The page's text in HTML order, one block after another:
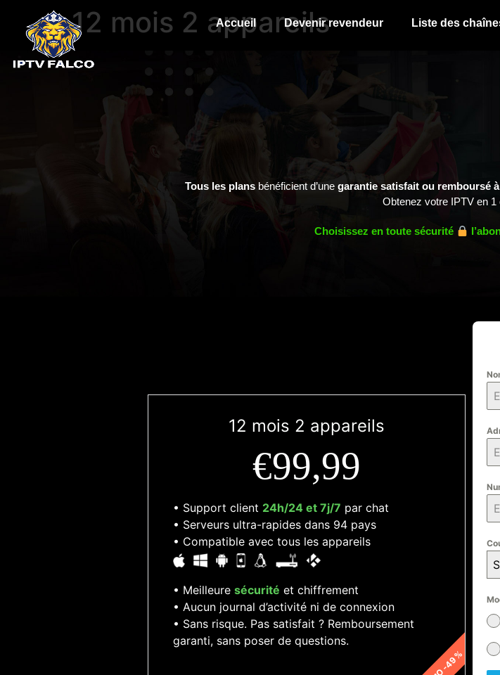
Accueil Devenir revendeur Liste des
12 mois 2 appareils
Tous les plans bénéficient d’une garantie satisfait ou remboursé
Obtenez votre IPTV en 1
Choisissez en toute sécurité
12 mois 2 appareils
€99,99
• Support client 24h/24 et 7j/7 par chat
• Serveurs ultra-rapides dans 94 pays
• Compatible avec tous les appareils
• Meilleure sécurité et chiffrement
• Aucun journal d’activité ni de connexion
• Sans risque. Pas satisfait ? Remboursement
garanti, sans poser de questions.